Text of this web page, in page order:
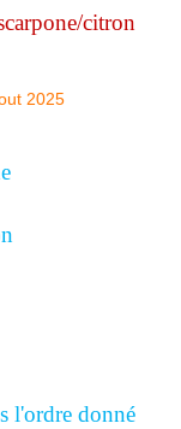
citron
l'ordre donné